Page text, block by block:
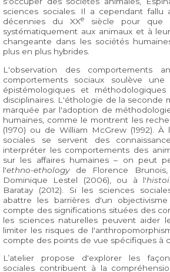
sciences sociales. Il a cependant fallu
décennies du XXe
siècle pour que
systématiquement aux animaux et à
changeante dans les sociétés
plus en plus hybrides.
L'observation des comportements
comportements sociaux soulève une
épistémologiques et
disciplinaires. L'éthologie de la seconde
marquée par l'adoption de
humaines, comme le montrent les
(1970) ou de William McGrew (1992).
sociales se servent des
interpréter les comportements des
sur les affaires humaines – on peut
l'ethno-ethologyde Florence
Dominique Lestel (2006), ou à l'
Baratay (2012). Si les sciences
abattre les barrières d'un
compte des significations situées des
les sciences naturelles peuvent aider
limiter les risques de
compte des points de vue spécifiques à
L’atelier propose d'explorer les
sociales contribuent à la